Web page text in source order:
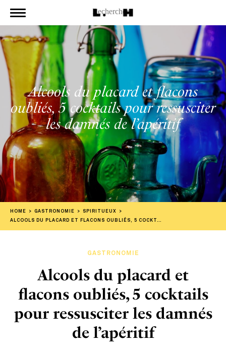
Alcools du placard et flacons
oubliés, 5 cocktails pour ressusciter
les damnés de l’apéritif
HOME GASTRONOMIE
SPIRITUEUX
ALCOOLS DU PLACARD ET FLACONS OUBLIÉS, 5 COCKTAILS POUR RESSUSCITER LES DAMNÉS DE L’APÉRITIF
GASTRONOMIE
Alcools du placard et
flacons oubliés, 5 cocktails
pour ressusciter les damnés
de l’apéritif